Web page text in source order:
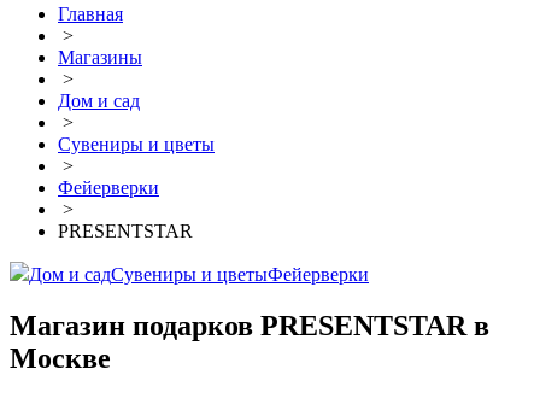
Главная
>
Магазины
>
Дом и сад
>
Сувениры и цветы
>
Фейерверки
>
PRESENTSTAR
Дом и садСувениры и цветыФейерверки
Магазин подарков PRESENTSTAR в
Москве